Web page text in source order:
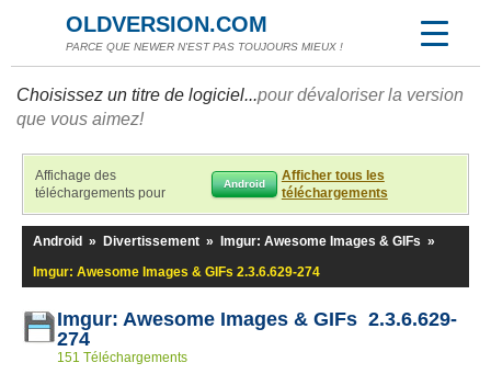
OLDVERSION.COM
PARCE QUE NEWER N'EST PAS TOUJOURS MIEUX !
Choisissez un titre de logiciel...pour dévaloriser la version
que vous aimez!
Affichage des
téléchargements pour
Android
Afficher tous les
téléchargements
Android » Divertissement » Imgur: Awesome Images & GIFs »
Imgur: Awesome Images & GIFs 2.3.6.629-274
Imgur: Awesome Images & GIFs 2.3.6.629-
274
151 Téléchargements